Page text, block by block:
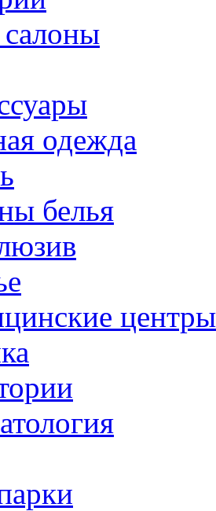
одежда
белья
центры